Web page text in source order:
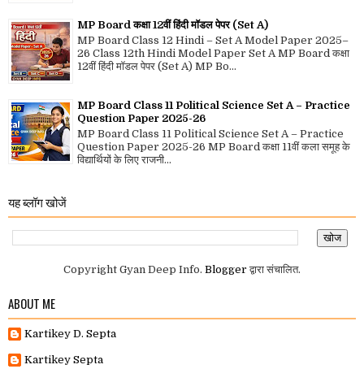
MP Board कक्षा 12वीं हिंदी मॉडल पेपर (Set A)
MP Board Class 12 Hindi – Set A Model Paper 2025–
26 Class 12th Hindi Model Paper Set A MP Board कक्षा
12वीं हिंदी मॉडल पेपर (Set A) MP Bo...
MP Board Class 11 Political Science Set A – Practice
Question Paper 2025-26
MP Board Class 11 Political Science Set A – Practice
Question Paper 2025-26 MP Board कक्षा 11वीं कला समूह के
विद्यार्थियों के लिए राजनी...
यह ब्लॉग खोजें
Copyright Gyan Deep Info. Blogger द्वारा संचालित.
ABOUT ME
Kartikey D. Septa
Kartikey Septa